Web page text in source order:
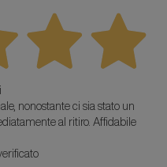
nonostante ci sia stato un
al ritiro. Affidabile